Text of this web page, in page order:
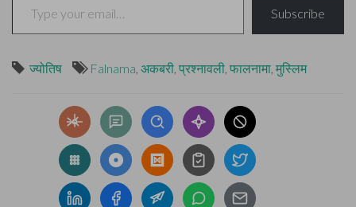
Subscribe
ज्योतिष Falnama अकबरी प्रश्नावली फालनामा मुस्लिम